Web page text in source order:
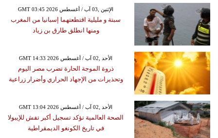
GMT 03:45 2026 الإثنين ,03 آب / أغسطس
سبتة و مليلية اقتطعتهما إسبانيا من المغرب
ومنها انطلق طارق بن زياد
GMT 14:33 2026 الأحد ,02 آب / أغسطس
ذروة الموجة الحارة تضرب مصر اليوم
وتحذيرات من الإجهاد الحراري وأضرار زراعية
GMT 13:04 2026 الأحد ,02 آب / أغسطس
الصحة العالمية تؤكد تسجيل أكبر تفش للإيبولا
في تاريخ الكونغو الديمقراطية